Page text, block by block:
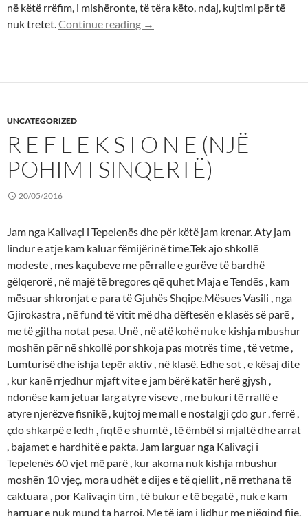
në këtë rrëfim, i mishëronte, të tëra këto, ndaj, kujtimi për të
nuk tretet.Continue reading Xha Manja
→
UNCATEGORIZED
R E F L E K S I O N E (NJË
POHIM I SINQERTË)
20/05/2016
Jam nga Kalivaçi i Tepelenës dhe për këtë jam krenar. Aty jam
lindur e atje kam kaluar fëmijërinë time.Tek ajo shkollë
modeste , mes kaçubeve me përralle e gurëve të bardhë
gëlqerorë , në majë të bregores që quhet Maja e Tendës , kam
mësuar shkronjat e para të Gjuhës Shqipe.Mësues Vasili , nga
Gjirokastra , në fund të vitit më dha dëftesën e klasës së parë ,
me të gjitha notat pesa. Unë , në atë kohë nuk e kishja mbushur
moshën për në shkollë por shkoja pas motrës time , të vetme ,
Lumturisë dhe ishja tepër aktiv , në klasë. Edhe sot , e kësaj dite
, kur kanë rrjedhur mjaft vite e jam bërë katër herë gjysh ,
ndonëse kam jetuar larg atyre viseve , me bukuri të rrallë e
atyre njerëzve fisnikë , kujtoj me mall e nostalgji çdo gur , ferrë ,
çdo shkarpë e ledh , fiqtë e shumtë , të ëmbël si mjaltë dhe arrat
, bajamet e hardhitë e pakta. Jam larguar nga Kalivaçi i
Tepelenës 60 vjet më parë , kur akoma nuk kishja mbushur
moshën 10 vjeç, mora udhët e dijes e të qiellit , në rrethana të
caktuara , por Kalivaçin tim , të bukur e të begatë , nuk e kam
harruar e nuk mund ta harroj. Me të jam i lidhur me njëqind fije.